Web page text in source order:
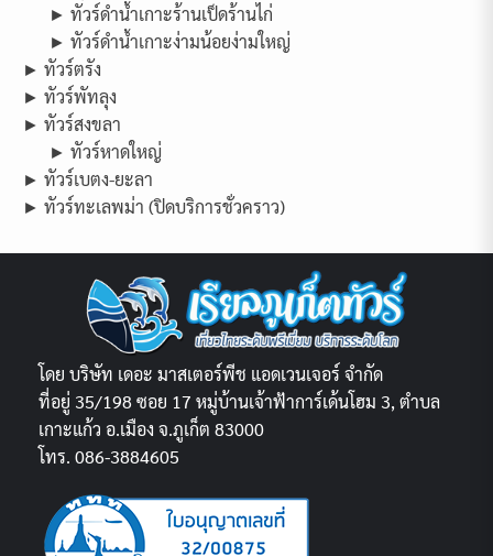
► ทัวร์ดำน้ำเกาะร้านเป็ดร้านไก่
► ทัวร์ดำน้ำเกาะง่ามน้อยง่ามใหญ่
► ทัวร์ตรัง
► ทัวร์พัทลุง
► ทัวร์สงขลา
► ทัวร์หาดใหญ่
► ทัวร์เบตง-ยะลา
► ทัวร์ทะเลพม่า (ปิดบริการชั่วคราว)
โดย บริษัท เดอะ มาสเตอร์พีช แอดเวนเจอร์ จำกัด
ที่อยู่ 35/198 ซอย 17 หมู่บ้านเจ้าฟ้าการ์เด้นโฮม 3, ตำบล
เกาะแก้ว อ.เมือง จ.ภูเก็ต 83000
โทร. 086-3884605